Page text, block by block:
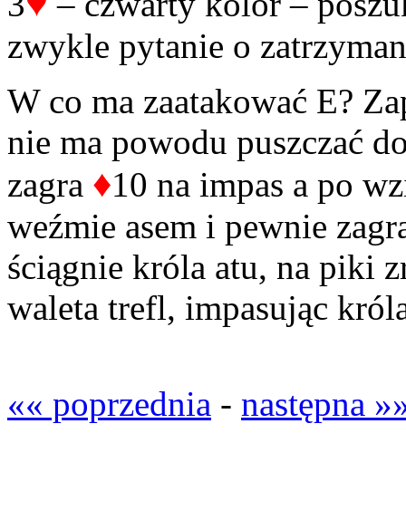
zwykle pytanie o
W co ma zaatakować E?
nie ma powodu puszczać
zagra ♦10 na impas a po
weźmie asem i pewnie
ściągnie króla atu, na piki
waleta trefl, impasując
«« poprzednia - następna